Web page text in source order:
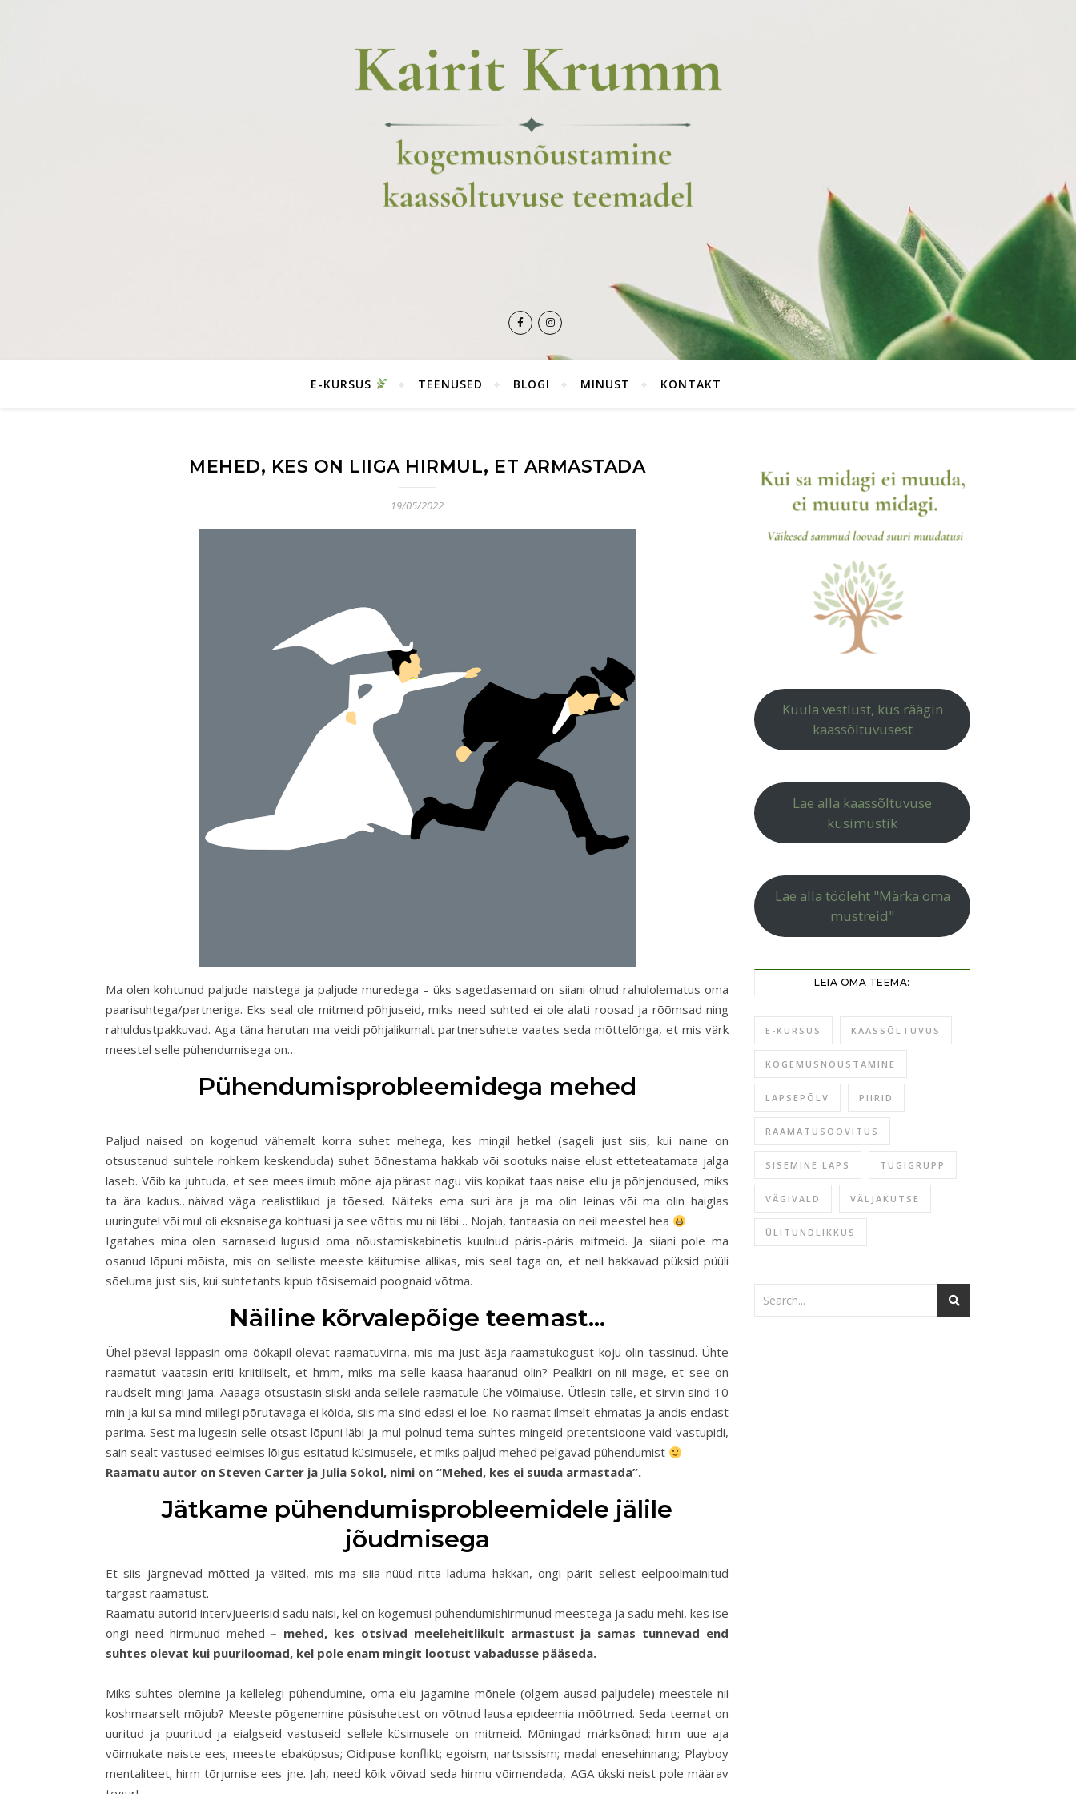
E-KURSUS TEENUSED BLOGI MINUST KONTAKT
MEHED, KES ON LIIGA HIRMUL, ET ARMASTADA
19/05/2022
Ma olen kohtunud paljude naistega ja paljude muredega – üks sagedasemaid on siiani olnud rahulolematus oma
paarisuhtega/partneriga. Eks seal ole mitmeid põhjuseid, miks need suhted ei ole alati roosad ja rõõmsad ning
rahuldustpakkuvad. Aga täna harutan ma veidi põhjalikumalt partnersuhete vaates seda mõttelõnga, et mis värk
meestel selle pühendumisega on…
Pühendumisprobleemidega mehed
Paljud naised on kogenud vähemalt korra suhet mehega, kes mingil hetkel (sageli just siis, kui naine on
otsustanud suhtele rohkem keskenduda) suhet õõnestama hakkab või sootuks naise elust etteteatamata jalga
laseb. Võib ka juhtuda, et see mees ilmub mõne aja pärast nagu viis kopikat taas naise ellu ja põhjendused, miks
ta ära kadus…näivad väga realistlikud ja tõesed. Näiteks ema suri ära ja ma olin leinas või ma olin haiglas
uuringutel või mul oli eksnaisega kohtuasi ja see võttis mu nii läbi… Nojah, fantaasia on neil meestel hea
Igatahes mina olen sarnaseid lugusid oma nõustamiskabinetis kuulnud päris-päris mitmeid. Ja siiani pole ma
osanud lõpuni mõista, mis on selliste meeste käitumise allikas, mis seal taga on, et neil hakkavad püksid püüli
sõeluma just siis, kui suhtetants kipub tõsisemaid poognaid võtma.
Näiline kõrvalepõige teemast…
Ühel päeval lappasin oma öökapil olevat raamatuvirna, mis ma just äsja raamatukogust koju olin tassinud. Ühte
raamatut vaatasin eriti kriitiliselt, et hmm, miks ma selle kaasa haaranud olin? Pealkiri on nii mage, et see on
raudselt mingi jama. Aaaaga otsustasin siiski anda sellele raamatule ühe võimaluse. Ütlesin talle, et sirvin sind 10
min ja kui sa mind millegi põrutavaga ei köida, siis ma sind edasi ei loe. No raamat ilmselt ehmatas ja andis endast
parima. Sest ma lugesin selle otsast lõpuni läbi ja mul polnud tema suhtes mingeid pretentsioone vaid vastupidi,
sain sealt vastused eelmises lõigus esitatud küsimusele, et miks paljud mehed pelgavad pühendumist
Raamatu autor on Steven Carter ja Julia Sokol, nimi on “Mehed, kes ei suuda armastada”.
Jätkame pühendumisprobleemidele jälile
jõudmisega
Et siis järgnevad mõtted ja väited, mis ma siia nüüd ritta laduma hakkan, ongi pärit sellest eelpoolmainitud
targast raamatust.
Raamatu autorid intervjueerisid sadu naisi, kel on kogemusi pühendumishirmunud meestega ja sadu mehi, kes ise
ongi need hirmunud mehed – mehed, kes otsivad meeleheitlikult armastust ja samas tunnevad end
suhtes olevat kui puuriloomad, kel pole enam mingit lootust vabadusse pääseda.
Miks suhtes olemine ja kellelegi pühendumine, oma elu jagamine mõnele (olgem ausad-paljudele) meestele nii
koshmaarselt mõjub? Meeste põgenemine püsisuhetest on võtnud lausa epideemia mõõtmed. Seda teemat on
uuritud ja puuritud ja eialgseid vastuseid sellele küsimusele on mitmeid. Mõningad märksõnad: hirm uue aja
võimukate naiste ees; meeste ebaküpsus; Oidipuse konflikt; egoism; nartsissism; madal enesehinnang; Playboy
mentaliteet; hirm tõrjumise ees jne. Jah, need kõik võivad seda hirmu võimendada, AGA ükski neist pole määrav
Kuula vestlust, kus räägin
kaassõltuvusest
Lae alla kaassõltuvuse
küsimustik
Lae alla tööleht "Märka oma
mustreid"
LEIA OMA TEEMA:
E-KURSUS KAASSÕLTUVUS
KOGEMUSNÕUSTAMINE
LAPSEPÕLV PIIRID
RAAMATUSOOVITUS
SISEMINE LAPS TUGIGRUPP
VÄGIVALD VÄLJAKUTSE
ÜLITUNDLIKKUS